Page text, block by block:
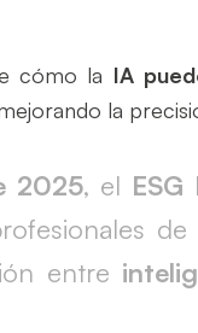
cómo la IA
la
2025, el
entre